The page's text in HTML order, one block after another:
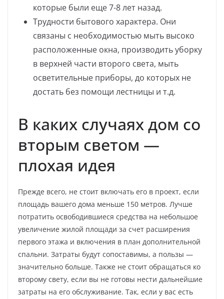
которые были еще 7-8 лет назад.
Трудности бытового характера. Они
связаны с необходимостью мыть высоко
расположенные окна, производить уборку
в верхней части второго света, мыть
осветительные приборы, до которых не
достать без помощи лестницы и т.д.
В каких случаях дом со
вторым светом —
плохая идея
Прежде всего, не стоит включать его в проект, если
площадь вашего дома меньше 150 метров. Лучше
потратить освободившиеся средства на небольшое
увеличение жилой площади за счет расширения
первого этажа и включения в план дополнительной
спальни. Затраты будут сопоставимы, а пользы —
значительно больше. Также не стоит обращаться ко
второму свету, если вы не готовы нести дальнейшие
затраты на его обслуживание. Так, если у вас есть